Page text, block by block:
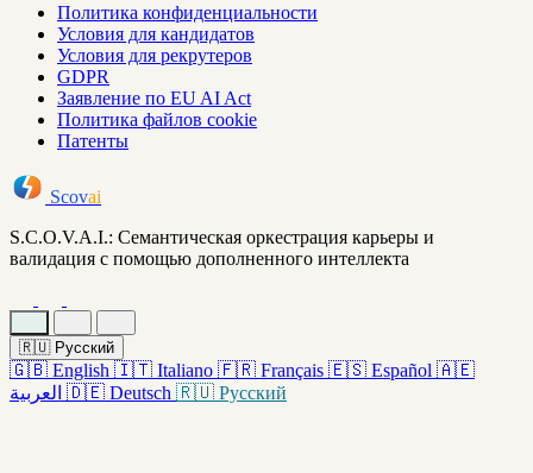
Политика конфиденциальности
Условия для кандидатов
Условия для рекрутеров
GDPR
Заявление по EU AI Act
Политика файлов cookie
Патенты
Scovai
S.C.O.V.A.I.: Семантическая оркестрация карьеры и
валидация с помощью дополненного интеллекта
🇷🇺 Русский
🇬🇧 English 🇮🇹 Italiano 🇫🇷 Français 🇪🇸 Español 🇦🇪
العربية 🇩🇪 Deutsch 🇷🇺 Русский